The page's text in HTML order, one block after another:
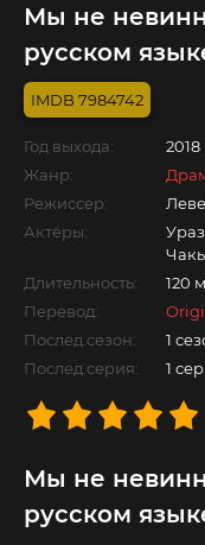
Мы не
русском
7984742
Год выхода: 2018
Жанр:
Режиссер:
Актёры:
Длительность:
120
Перевод:
Послед.сезон:
1
Послед.серия:
1
Мы не
русском